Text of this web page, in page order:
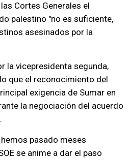
Cortes Generales el
palestino "no es suficiente,
asesinados por la
la vicepresidenta segunda,
que el reconocimiento del
exigencia de Sumar en
la negociación del acuerdo
pasado meses
se anime a dar el paso